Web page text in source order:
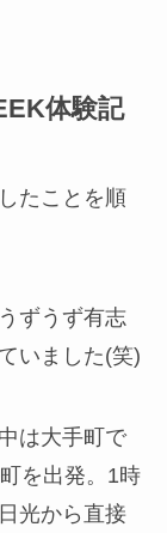
体験記
たことを順
ずうず有志
いました(笑)
は大手町で
を出発。1時
光から直接